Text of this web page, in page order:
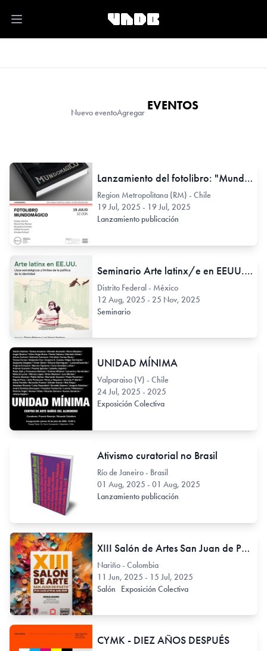
Open main menu
Nuevo eventoAgregar EVENTOS
Lanzamiento del fotolibro: "Mundo Mágico"
Region Metropolitana (RM) - Chile
19 Jul, 2025 - 19 Jul, 2025
Lanzamiento publicación
Seminario Arte latinx/e en EEUU. Usos estratégicos y límites de la política de la identidad
Distrito Federal - México
12 Aug, 2025 - 25 Nov, 2025
Seminario
UNIDAD MÍNIMA
Valparaiso (V) - Chile
24 Jul, 2025 - 2025
Exposición Colectiva
Ativismo curatorial no Brasil
Río de Janeiro - Brasil
01 Aug, 2025 - 01 Aug, 2025
Lanzamiento publicación
XIII Salón de Artes San Juan de Pasto
Nariño - Colombia
11 Jun, 2025 - 15 Jul, 2025
Salón
Exposición Colectiva
CYMK - DIEZ AÑOS DESPUÉS